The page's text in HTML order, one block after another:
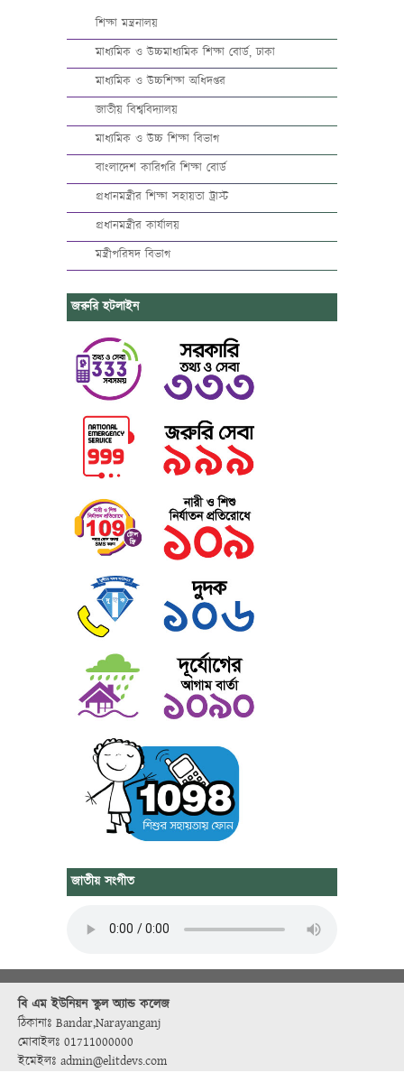
শিক্ষা মন্ত্রনালয়
মাধ্যমিক ও উচ্চমাধ্যমিক শিক্ষা বোর্ড, ঢাকা
মাধ্যমিক ও উচ্চশিক্ষা অধিদপ্তর
জাতীয় বিশ্ববিদ্যালয়
মাধ্যমিক ও উচ্চ শিক্ষা বিভাগ
বাংলাদেশ কারিগরি শিক্ষা বোর্ড
প্রধানমন্ত্রীর শিক্ষা সহায়তা ট্রাস্ট
প্রধানমন্ত্রীর কার্যালয়
মন্ত্রীপরিষদ বিভাগ
জরুরি হটলাইন
জাতীয় সংগীত
বি এম ইউনিয়ন স্কুল অ্যান্ড কলেজ
ঠিকানাঃ Bandar,Narayanganj
মোবাইলঃ 01711000000
ইমেইলঃ admin@elitdevs.com